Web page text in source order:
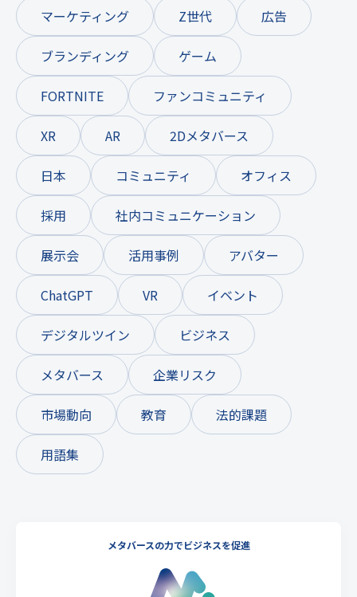
マーケティング Z世代 広告
ブランディング ゲーム
FORTNITE ファンコミュニティ
XR AR 2Dメタバース
日本 コミュニティ オフィス
採用 社内コミュニケーション
展示会 活用事例 アバター
ChatGPT VR イベント
デジタルツイン ビジネス
メタバース 企業リスク
市場動向 教育 法的課題
用語集
メタバースの力でビジネスを促進